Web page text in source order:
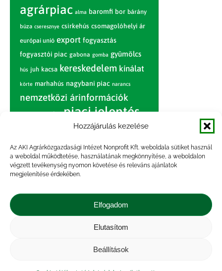
Hozzájárulás kezelése
Az AKI Agrárközgazdasági Intézet Nonprofit Kft. weboldala sütiket használ
a weboldal működtetése, használatának megkönnyítése, a weboldalon
végzett tevékenység nyomon követése és releváns ajánlatok
megjelenítése érdekében.
Elfogadom
Elutasítom
Beállítások
agrárpiac alma baromfi bor bárány
búza cseresznye csirkehús csomagolóhelyi ár
európai unió export fogyasztás
fogyasztói piac gabona gomba gyümölcs
hús juh kacsa kereskedelem kínálat
körte marhahús nagybani piac narancs
nemzetközi árinformációk
piac piaci jelentés
sertés sertéshús
szarvasmarha termelés termelői
ár tojás világpiac
vágóbárány
vágómarha vágósertés
Kapcsolat |
tájékoztató